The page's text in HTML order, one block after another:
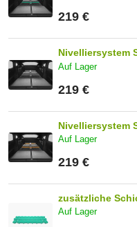
219 €
Nivelliersystem
Auf Lager
219 €
Nivelliersystem
Auf Lager
219 €
zusätzliche
Auf Lager